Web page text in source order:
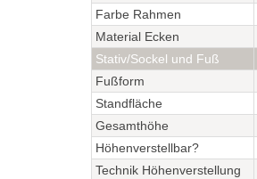
Farbe Rahmen
Material Ecken
Stativ/Sockel und Fuß
Fußform
Standfläche
Gesamthöhe
Höhenverstellbar?
Technik Höhenverstellung